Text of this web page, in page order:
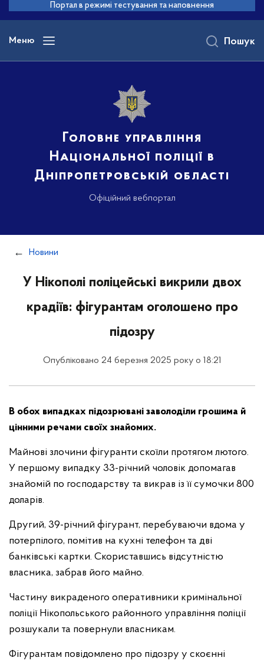
основного
вмісту
Портал в режимі тестування та наповнення
Меню
Головне управління
Національної поліції в
Дніпропетровській області
Офіційний вебпортал
Пошук
Новини
У Нікополі поліцейські викрили двох
крадіїв: фігурантам оголошено про
підозру
Опубліковано 24 березня 2025 року о 18:21
В обох випадках підозрювані заволоділи грошима й
цінними речами своїх знайомих.
Майнові злочини фігуранти скоїли протягом лютого.
У першому випадку 33-річний чоловік допомагав
знайомій по господарству та викрав із її сумочки 800
доларів.
Другий, 39-річний фігурант, перебуваючи вдома у
потерпілого, помітив на кухні телефон та дві
банківські картки. Скориставшись відсутністю
власника, забрав його майно.
Частину викраденого оперативники кримінальної
поліції Нікопольського районного управління поліції
розшукали та повернули власникам.
Фігурантам повідомлено про підозру у скоєнні